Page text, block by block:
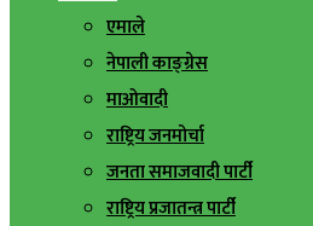
एमाले
नेपाली काङ्ग्रेस
माओवादी
राष्ट्रिय जनमोर्चा
जनता समाजवादी पार्टी
राष्ट्रिय प्रजातन्त्र पार्टी